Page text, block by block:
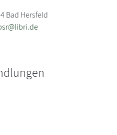
Bad Hersfeld